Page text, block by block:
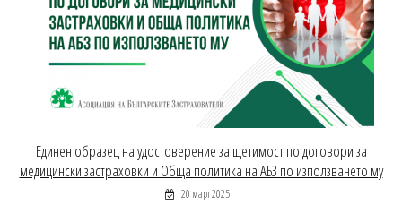
Единен образец на удостоверение за щетимост по договори за
медицински застраховки и Обща политика на АБЗ по използването му
20 март 2025